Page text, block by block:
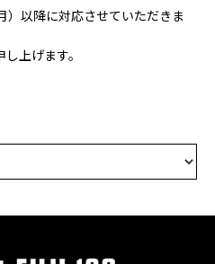
）以降に対応させていただきま
上げます。